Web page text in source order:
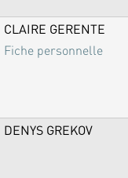
CLAIRE GERENTE
Fiche personnelle
DENYS GREKOV